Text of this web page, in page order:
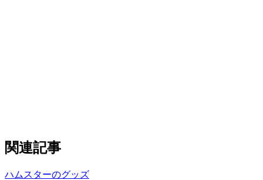
関連記事
ハムスターのグッズ